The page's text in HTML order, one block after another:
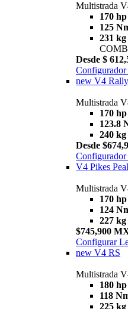
Multistrada
170 hp
125
231 kg
Desde $
Configurador
new V4 Rally
Multistrada
170 hp
123.8
240 kg
Desde
Configurador
V4 Pikes
Multistrada
170 hp
124
227 kg
$745,900
Configurar
new V4 RS
Multistrada
180 hp
118
225 kg